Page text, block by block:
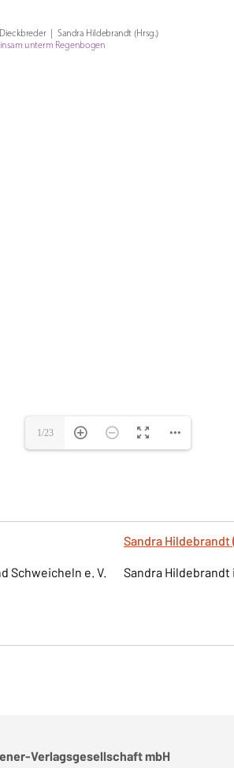
Schweicheln e. V.
Sandra Hildebrandt
Sandra
Verlagsgesellschaft mbH